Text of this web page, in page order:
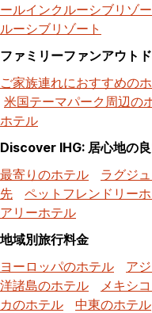
ールインクルーシブリゾー
ルーシブリゾート
ファミリーファンアウト
ご家族連れにおすすめの
米国テーマパーク周辺の
ホテル
Discover IHG: 居心地の
最寄りのホテル
ラグジ
先
ペットフレンドリー
アリーホテル
地域別旅行料金
ヨーロッパのホテル
ア
洋諸島のホテル
メキシ
カのホテル
中東のホテル